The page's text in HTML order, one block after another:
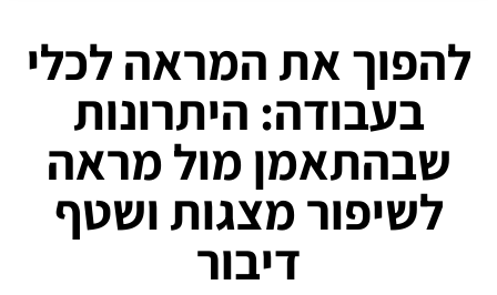
להפוך את המראה לכלי
בעבודה: היתרונות
שבהתאמן מול מראה
לשיפור מצגות ושטף
דיבור